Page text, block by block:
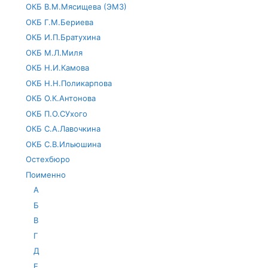
ОКБ В.М.Мясищева (ЭМЗ)
ОКБ Г.М.Бериева
ОКБ И.П.Братухина
ОКБ М.Л.Миля
ОКБ Н.И.Камова
ОКБ Н.Н.Поликарпова
ОКБ О.К.Антонова
ОКБ П.О.СУхого
ОКБ С.А.Лавочкина
ОКБ С.В.Ильюшина
Остехбюро
Поименно
А
Б
В
Г
Д
Е